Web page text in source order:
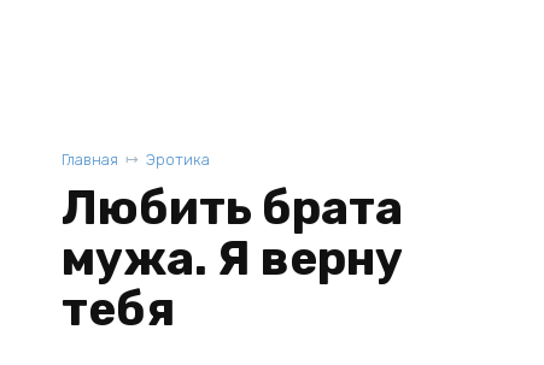
Главная Эротика
Любить брата
мужа. Я верну
тебя